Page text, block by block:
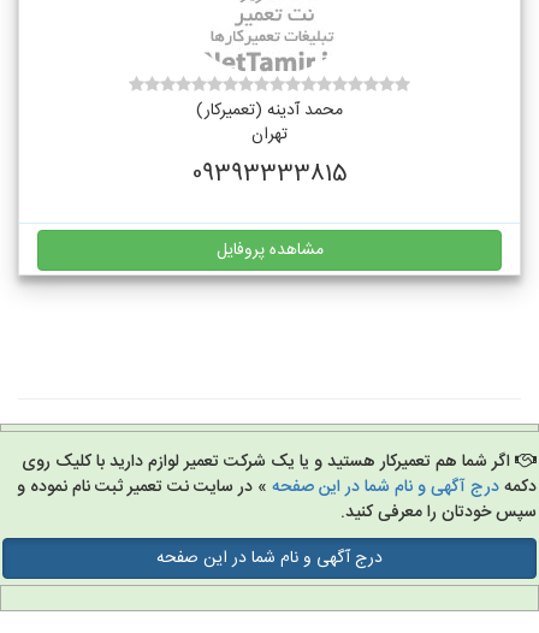
محمد آدینه (تعمیرکار)
تهران
09393333815
مشاهده پروفایل
اگر شما هم تعمیرکار هستید و یا یک شرکت تعمیر لوازم دارید با کلیک روی
درج آگهی و نام شما در این صفحه» در سایت نت تعمیر ثبت نام نموده و
خودتان را معرفی کنید.
درج آگهی و نام شما در این صفحه